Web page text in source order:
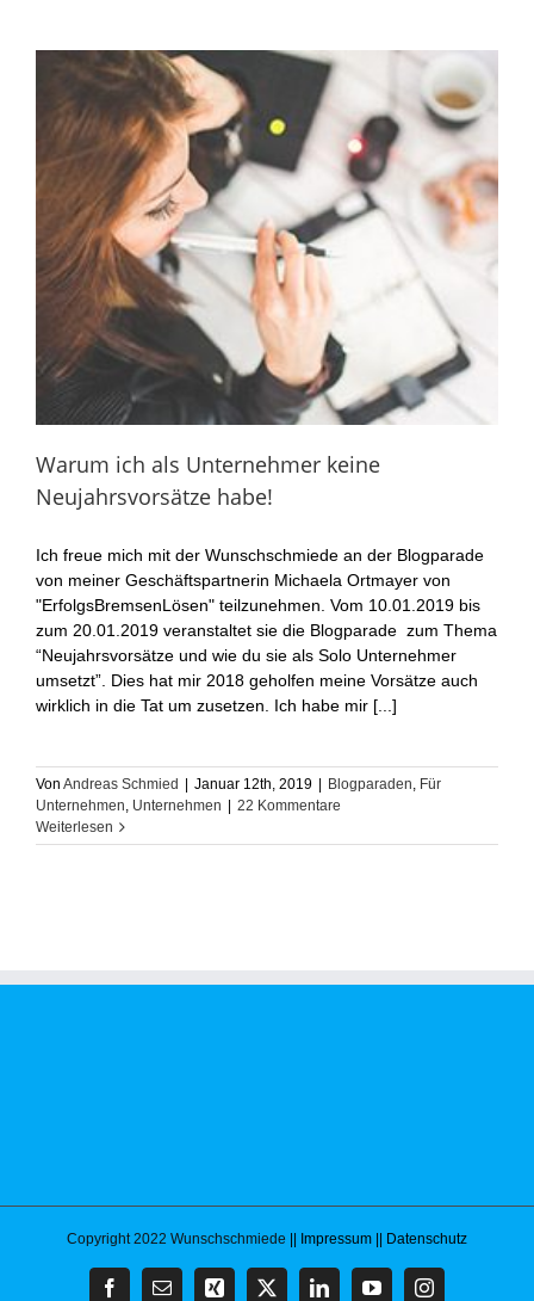
Warum ich als Unternehmer keine
Neujahrsvorsätze habe!
Ich freue mich mit der Wunschschmiede an der Blogparade
von meiner Geschäftspartnerin Michaela Ortmayer von
"ErfolgsBremsenLösen" teilzunehmen. Vom 10.01.2019 bis
zum 20.01.2019 veranstaltet sie die Blogparade zum Thema
“Neujahrsvorsätze und wie du sie als Solo Unternehmer
umsetzt”. Dies hat mir 2018 geholfen meine Vorsätze auch
wirklich in die Tat um zusetzen. Ich habe mir [...]
Von Andreas Schmied Januar 12th, 2019 Blogparaden, Für
Unternehmen, Unternehmen
22 Kommentare
Weiterlesen
Copyright 2022 Wunschschmiede || Impressum || Datenschutz
Facebook
E- Xing X LinkedInYouTubeInstagram